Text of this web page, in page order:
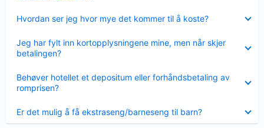
Hvordan ser jeg hvor mye det kommer til å koste?
mindre
Jeg har fylt inn kortopplysningene mine, men når skjer
betalingen?
mindre
Behøver hotellet et depositum eller forhåndsbetaling av
romprisen?
mindre
Er det mulig å få ekstraseng/barneseng til barn?
mindre